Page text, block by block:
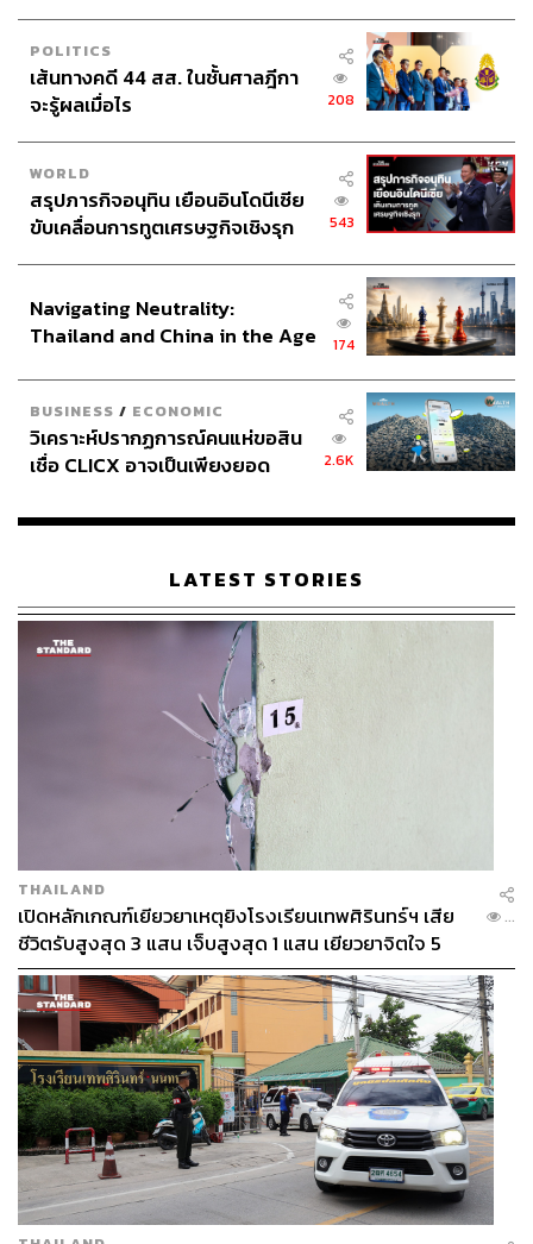
POLITICS
เส้นทางคดี 44 สส. ในชั้นศาลฎีกา
จะรู้ผลเมื่อไร
208
WORLD
สรุปภารกิจอนุทิน เยือนอินโดนีเซีย
ขับเคลื่อนการทูตเศรษฐกิจเชิงรุก
543
Navigating Neutrality:
Thailand and China in the Age
174
BUSINESS / ECONOMIC
วิเคราะห์ปรากฏการณ์คนแห่ขอสิน
เชื่อ CLICX อาจเป็นเพียงยอด
เรือนไทยที่ถูกซุกไว้
2.6K
LATEST STORIES
THAILAND
เปิดหลักเกณฑ์เยียวยาเหตุยิงโรงเรียนเทพศิรินทร์ฯ เสีย
ชีวิตรับสูงสุด 3 แสน เจ็บสูงสุด 1 แสน เยียวยาจิตใจ 5
ระดับ
...